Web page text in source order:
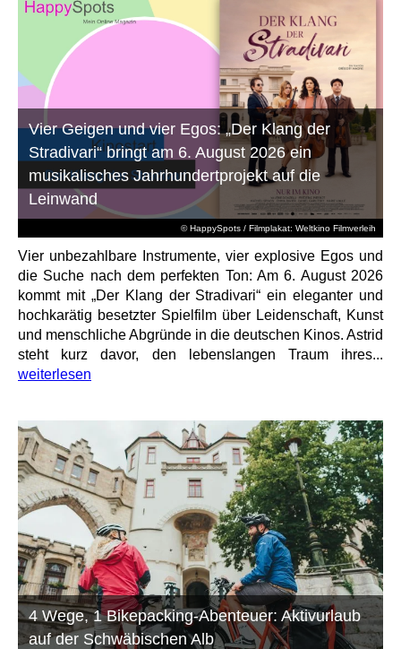
© HappySpots / Filmplakat: Weltkino Filmverleih
Vier Geigen und vier Egos: „Der Klang der
Stradivari“ bringt am 6. August 2026 ein
musikalisches Jahrhundertprojekt auf die
Leinwand
Vier unbezahlbare Instrumente, vier explosive Egos und
die Suche nach dem perfekten Ton: Am 6. August 2026
kommt mit „Der Klang der Stradivari“ ein eleganter und
hochkarätig besetzter Spielfilm über Leidenschaft, Kunst
und menschliche Abgründe in die deutschen Kinos. Astrid
steht kurz davor, den lebenslangen Traum ihres...
weiterlesen
4 Wege, 1 Bikepacking-Abenteuer: Aktivurlaub
auf der Schwäbischen Alb